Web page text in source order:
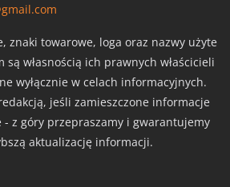
znaki towarowe, loga oraz nazwy użyte
są własnością ich prawnych właścicieli
wyłącznie w celach informacyjnych.
jeśli zamieszczone informacje
- z góry przepraszamy i gwarantujemy
aktualizację informacji.